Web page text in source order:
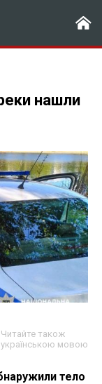
нашли
Читайте також
українською мовою
тело